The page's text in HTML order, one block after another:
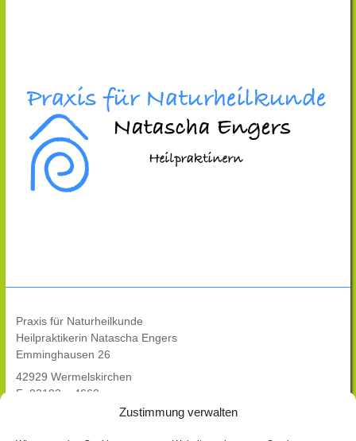
Zustimmung verwalten
Praxis für Naturheilkunde
Heilpraktikerin Natascha Engers
Emminghausen 26
42929 Wermelskirchen
F: 02193 – 4660
Hier geht`s zur Naturheilpraxis Engers